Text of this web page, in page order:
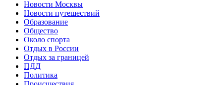
Новости Москвы
Новости путешествий
Образование
Общество
Около спорта
Отдых в России
Отдых за границей
ПДД
Политика